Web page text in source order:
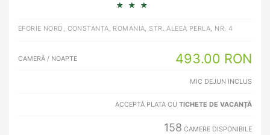
EFORIE NORD, CONSTANȚA, ROMANIA, STR. ALEEA PERLA, NR. 4
CAMERĂ / NOAPTE 493.00 RON
MIC DEJUN INCLUS
ACCEPTĂ PLATA CU TICHETE DE VACANȚĂ
158 CAMERE DISPONIBILE